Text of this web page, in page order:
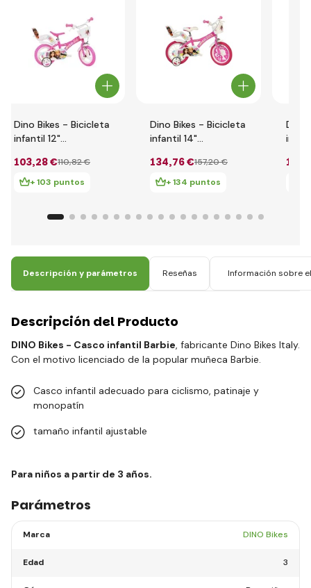
Dino Bikes - Bicicleta
infantil 12"
2024
103,28 €110,82 €
+ 103 puntos
Dino Bikes - Bicicleta
infantil 14"
2024
134,76 €157,20 €
+ 134 puntos
Dino
137
Descripción y parámetros Reseñas Información sobre
Descripción del Producto
DINO Bikes - Casco infantil Barbie, fabricante Dino Bikes Italy.
Con el motivo licenciado de la popular muñeca Barbie.
Casco infantil adecuado para ciclismo, patinaje y
monopatín
tamaño infantil ajustable
Para niños a partir de 3 años.
Parámetros
Marca DINO Bikes
Edad 3